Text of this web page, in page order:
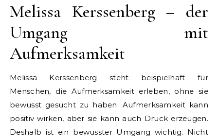
Melissa Kerssenberg – der
Umgang mit
Aufmerksamkeit
Melissa Kerssenberg steht beispielhaft für
Menschen, die Aufmerksamkeit erleben, ohne sie
bewusst gesucht zu haben. Aufmerksamkeit kann
positiv wirken, aber sie kann auch Druck erzeugen.
Deshalb ist ein bewusster Umgang wichtig. Nicht